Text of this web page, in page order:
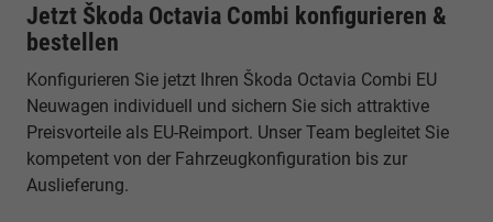
Jetzt Škoda Octavia Combi konfigurieren &
bestellen
Konfigurieren Sie jetzt Ihren Škoda Octavia Combi EU
Neuwagen individuell und sichern Sie sich attraktive
Preisvorteile als EU-Reimport. Unser Team begleitet Sie
kompetent von der Fahrzeugkonfiguration bis zur
Auslieferung.